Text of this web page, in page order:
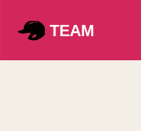
TEAM